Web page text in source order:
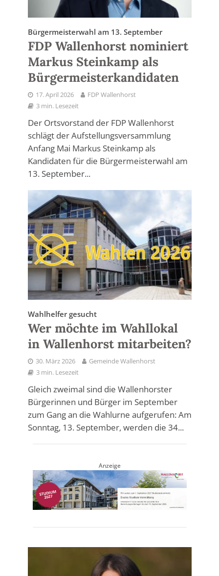
Bürgermeisterwahl am 13. September
FDP Wallenhorst nominiert
Markus Steinkamp als
Bürgermeisterkandidaten
17. April 2026
FDP Wallenhorst
3 min. Lesezeit
Der Ortsvorstand der FDP Wallenhorst
schlägt der Aufstellungsversammlung
Anfang Mai Markus Steinkamp als
Kandidaten für die Bürgermeisterwahl am
13. September...
Wahlhelfer gesucht
Wer möchte im Wahllokal
in Wallenhorst mitarbeiten?
30. März 2026
Gemeinde Wallenhorst
3 min. Lesezeit
Gleich zweimal sind die Wallenhorster
Bürgerinnen und Bürger im September
zum Gang an die Wahlurne aufgerufen: Am
Sonntag, 13. September, werden die 34...
Anzeige